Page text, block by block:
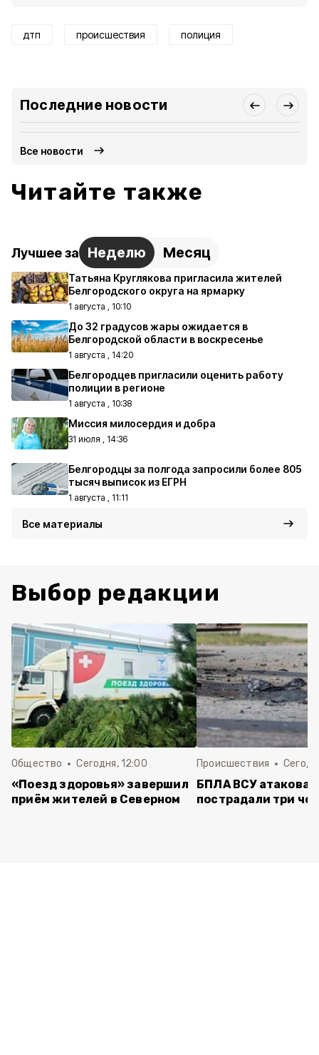
дтп происшествия полиция
Последние новости
Все новости
Читайте также
Лучшее за Неделю Месяц
Татьяна Круглякова пригласила жителей
Белгородского округа на ярмарку
1 августа , 10:10
До 32 градусов жары ожидается в
Белгородской области в воскресенье
1 августа , 14:20
Белгородцев пригласили оценить работу
полиции в регионе
1 августа , 10:38
Миссия милосердия и добра
31 июля , 14:36
Белгородцы за полгода запросили более 805
тысяч выписок из ЕГРН
1 августа , 11:11
Все материалы
Выбор редакции
Общество Сегодня, 12:00
«Поезд здоровья» завершил
приём жителей в Северном
Происшествия
БПЛА ВСУ атаковал
пострадали три